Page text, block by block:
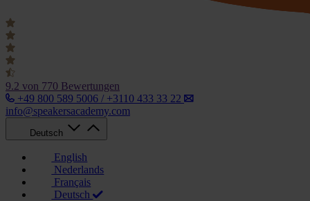
9.2 von 770 Bewertungen
+49 800 589 5006 / +3110 433 33 22
info@speakersacademy.com
Deutsch
English
Nederlands
Français
Deutsch